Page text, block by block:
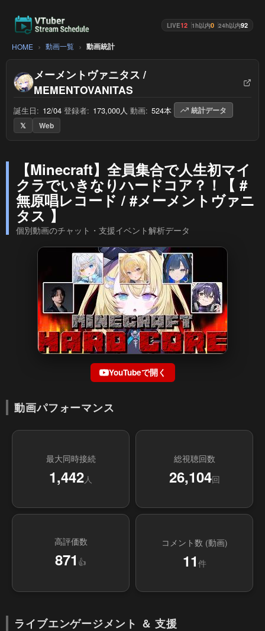
LIVE12 1h以内0 24h以内92
HOME 動画一覧 動画統計
メーメントヴァニタス /
MEMENTOVANITAS
誕生日: 12/04 登録者: 173,000人 動画: 524本
統計データ
𝕏
Web
【Minecraft】全員集合で人生初マイ
クラでいきなりハードコア？！【 #
無原唱レコード / #メーメントヴァニ
タス 】
個別動画のチャット・支援イベント解析データ
YouTubeで開く
動画パフォーマンス
最大同時接続
1,442人
総視聴回数
26,104回
高評価数
871 👍
コメント数 (動画)
11 件
ライブエンゲージメント ＆ 支援